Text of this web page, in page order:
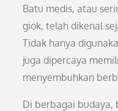
Batu medis, atau
giok, telah dikenal
Tidak hanya
juga dipercaya
menyembuhkan
Di berbagai budaya,